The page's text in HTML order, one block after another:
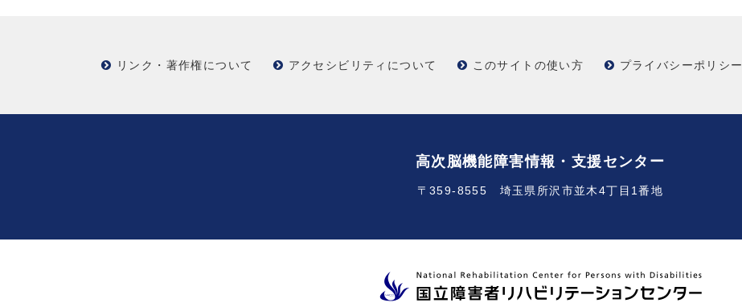
リンク・著作権について アクセシビリティについて このサイトの使い方 プライバシーポリシー
高次脳機能障害情報・支援センター
〒359-8555 埼玉県所沢市並木4丁目1番地